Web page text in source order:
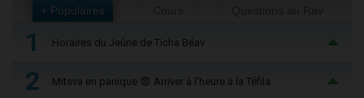
+ Populaires
1 Horaires du Jeûne de Ticha Béav
2 Mitsva en panique 😨 Arriver à l'heure à la Téfila